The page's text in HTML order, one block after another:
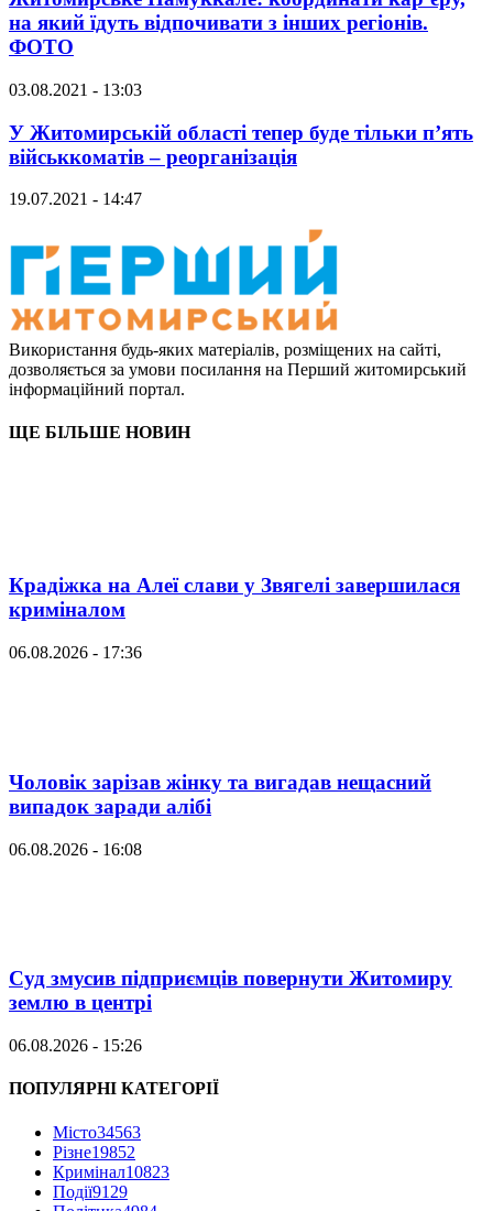
на який їдуть відпочивати з інших регіонів.
ФОТО
03.08.2021 - 13:03
У Житомирській області тепер буде тільки п’ять
військкоматів – реорганізація
19.07.2021 - 14:47
Використання будь-яких матеріалів, розміщених на сайті,
дозволяється за умови посилання на Перший житомирський
інформаційний портал.
ЩЕ БІЛЬШЕ НОВИН
Крадіжка на Алеї слави у Звягелі завершилася
криміналом
06.08.2026 - 17:36
Чоловік зарізав жінку та вигадав нещасний
випадок заради алібі
06.08.2026 - 16:08
Суд змусив підприємців повернути Житомиру
землю в центрі
06.08.2026 - 15:26
ПОПУЛЯРНІ КАТЕГОРІЇ
Місто34563
Різне19852
Кримінал10823
Події9129